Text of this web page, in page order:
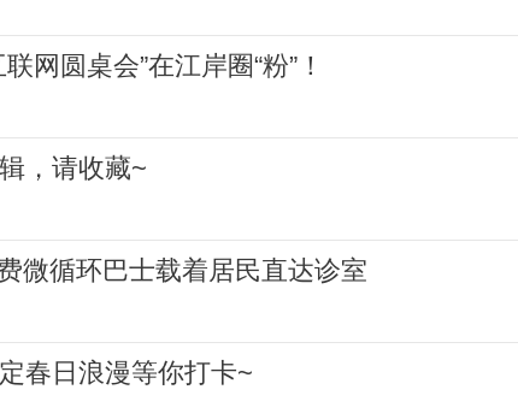
网圆桌会”在江岸圈“粉”！
，请收藏~
微循环巴士载着居民直达诊室
春日浪漫等你打卡~